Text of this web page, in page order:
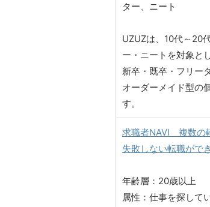
ター、ニート
UZUZは、10代～20
ー・ニートを対象と
新卒・既卒・フリー
オーダーメイド型の
す。
求職者NAVI 複数の
失敗しない転職がで
年齢層：20歳以上
属性：仕事を探して